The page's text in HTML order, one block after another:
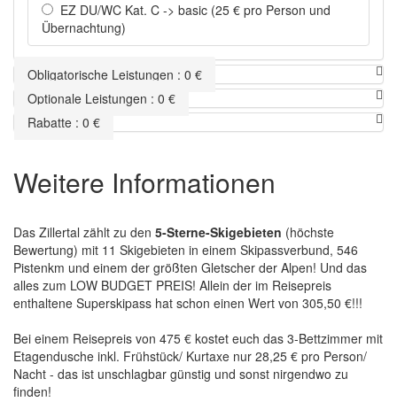
EZ DU/WC Kat. C -> basic (25 € pro Person und
Übernachtung)
Obligatorische Leistungen : 0 €
Optionale Leistungen : 0 €
Rabatte : 0 €
Weitere Informationen
Das Zillertal zählt zu den 5-Sterne-Skigebieten (höchste
Bewertung) mit 11 Skigebieten in einem Skipassverbund, 546
Pistenkm und einem der größten Gletscher der Alpen! Und das
alles zum LOW BUDGET PREIS! Allein der im Reisepreis
enthaltene Superskipass hat schon einen Wert von 305,50 €!!!
Bei einem Reisepreis von 475 € kostet euch das 3-Bettzimmer mit
Etagendusche inkl. Frühstück/ Kurtaxe nur 28,25 € pro Person/
Nacht - das ist unschlagbar günstig und sonst nirgendwo zu
finden!